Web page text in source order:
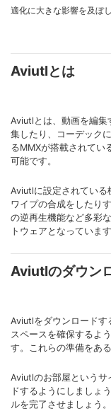
適化に大きな影響を及ぼし
Aviutlとは
Aviutlとは、動画を編集
集したり、コーデック
るMMXが搭載されてい
可能です。
Aviutlに設定されている
ワイプの合成をしたり
の逆再生機能など多彩
トウェアとなっています
Aviutlのダウン
Aviutlをダウンロードす
スペースを確保するよ
す。これらの準備をあ
Aviutlのお部屋というサ
ドするようにしましょ
ルを完了させましょう